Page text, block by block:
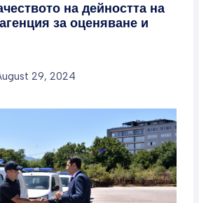
на дейността на
за оценяване и
29, 2024